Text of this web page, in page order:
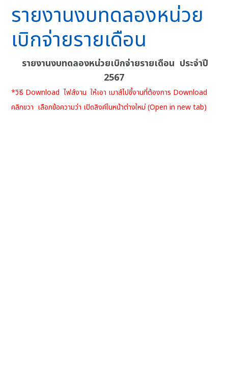
รายงานงบทดลองหน่วย
เบิกจ่ายรายเดือน
รายงานงบทดลองหน่วยเบิกจ่ายรายเดือน ประจำปี
2567
*วิธี Download ไฟส์งาน ให้เอา เมาส์ไปชี้งานที่ต้องการ Download
คลิกขวา เลือกข้อความว่า เปิดลิงค์ในหน้าต่างใหม่ (Open in new tab)